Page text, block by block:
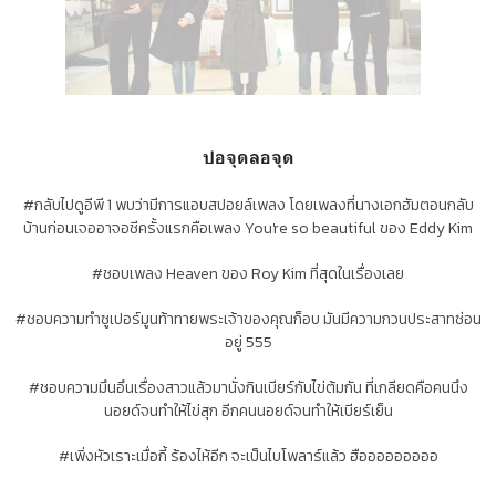
ปอจุดลอจุด
#กลับไปดูอีพี 1 พบว่ามีการแอบสปอยล์เพลง โดยเพลงที่นางเอกฮัมตอนกลับ
บ้านก่อนเจออาจอชีครั้งแรกคือเพลง You're so beautiful ของ Eddy Kim
#ชอบเพลง Heaven ของ Roy Kim ที่สุดในเรื่องเลย
#ชอบความทำซูเปอร์มูนท้าทายพระเจ้าของคุณก็อบ มันมีความกวนประสาทซ่อน
อยู่ 555
#ชอบความมึนอึนเรื่องสาวแล้วมานั่งกินเบียร์กับไข่ต้มกัน ที่เกลียดคือคนนึง
นอยด์จนทำให้ไข่สุก อีกคนนอยด์จนทำให้เบียร์เย็น
#เพิ่งหัวเราะเมื่อกี้ ร้องไห้อีก จะเป็นไบโพลาร์แล้ว ฮือออออออออ